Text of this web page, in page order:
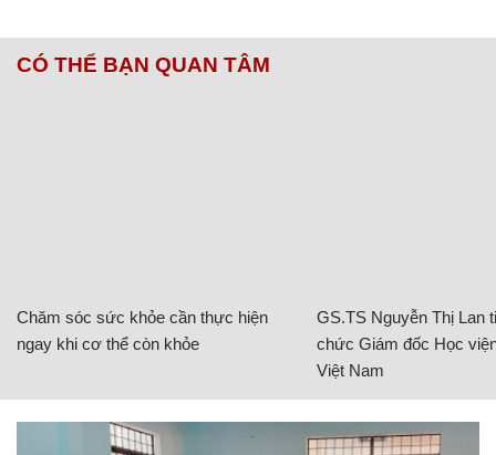
CÓ THỂ BẠN QUAN TÂM
Chăm sóc sức khỏe cần thực hiện
ngay khi cơ thể còn khỏe
GS.TS Nguyễn Thị Lan
chức Giám đốc Học
Việt Nam